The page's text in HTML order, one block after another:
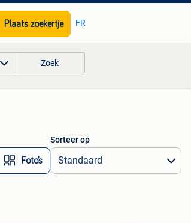
Plaats zoekertje FR
Zoek
Foto’s
Sorteer op